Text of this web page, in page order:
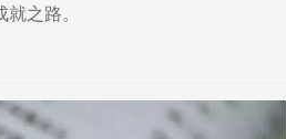
之路。